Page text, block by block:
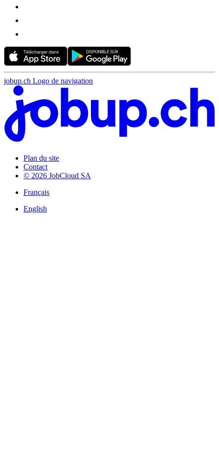
jobup.ch Logo de navigation
Plan du site
Contact
© 2026 JobCloud SA
Français
English